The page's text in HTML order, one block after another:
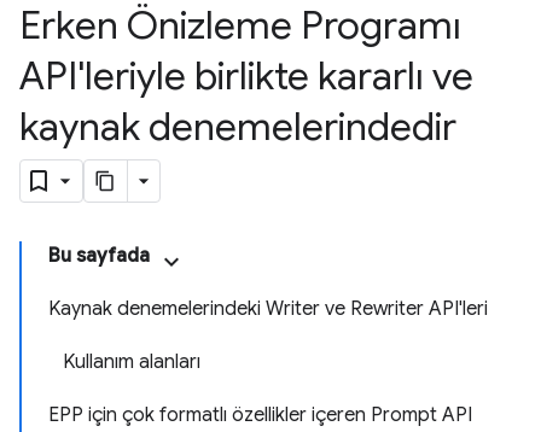
Erken Önizleme Programı
API'leriyle birlikte kararlı ve
kaynak denemelerindedir
Bu sayfada
Kaynak denemelerindeki Writer ve Rewriter API'leri
Kullanım alanları
EPP için çok formatlı özellikler içeren Prompt API